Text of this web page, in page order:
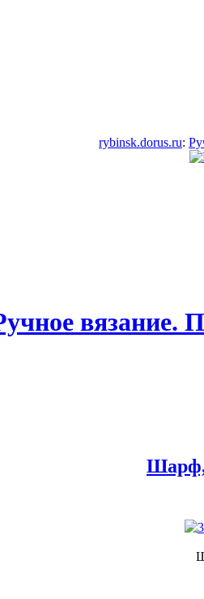
rybinsk.dorus.ru:
вязание.
Шарф,